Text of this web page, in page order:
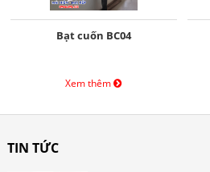
Bạt cuốn BC04
Xem thêm
TIN TỨC